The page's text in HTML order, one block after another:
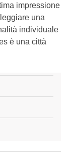
impressione
una
individuale
è una città